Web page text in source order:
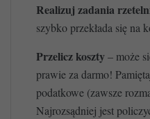
Realizuj zadania
szybko przekłada się na
Przelicz koszty– może
prawie za darmo!
podatkowe (zawsze
Najrozsądniej jest